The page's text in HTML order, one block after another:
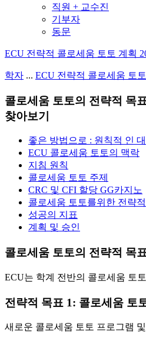
직원 + 교수진
기부자
동문
ECU 전략적 콜로세움 토토 계획
학자 ... ECU 전략적 콜로세움 토
콜로세움 토토의 전략적 목
찾아보기
좋은 방법으로 : 원칙적 인
ECU 콜로세움 토토의 맥락
지침 원칙
콜로세움 토토 주제
CRC 및 CFI 할당 GG카지노
콜로세움 토토를위한 전략
성공의 지표
계획 및 승인
콜로세움 토토의 전략적 목
ECU는 학계 전반의 콜로세움 토
전략적 목표 1: 콜로세움 토
새로운 콜로세움 토토 프로그램